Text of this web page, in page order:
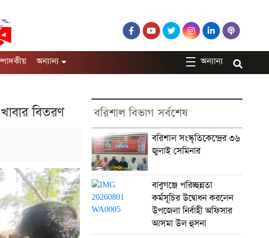
অন্যান্য অন্যান্য
বিতরণ বরিশাল বিভাগ সর্বশেষ
বরিশাল সংস্কৃতিকেন্দ্রের ৩৬
জুলাই সেমিনার
বাবুগঞ্জে পরিচ্ছন্নতা
কর্মসূচির উদ্বোধন করলেন
উপজেলা নির্বাহী অফিসার
আসমা উল হুসনা